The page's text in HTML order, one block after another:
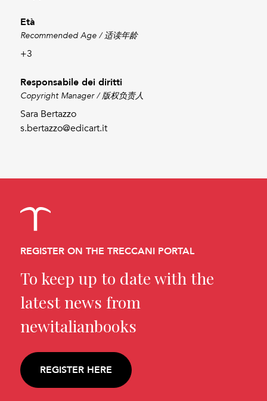
Età
Recommended Age / 适读年龄
+3
Responsabile dei diritti
Copyright Manager / 版权负责人
Sara Bertazzo
s.bertazzo@edicart.it
REGISTER ON THE TRECCANI PORTAL
To keep up to date with the
latest news from
newitalianbooks
REGISTER HERE